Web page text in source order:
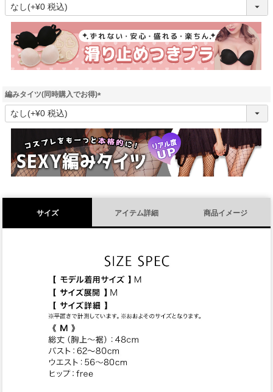
須
)
編みタイツ(同時購入でお得)
(
須
)
サイズ アイテム詳細 商品イメージ